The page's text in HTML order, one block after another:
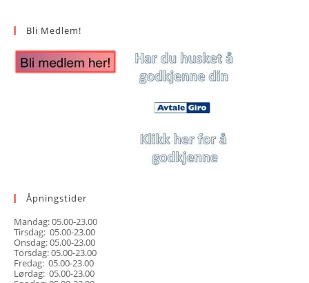
Bli Medlem!
Åpningstider
Mandag: 05.00-23.00
Tirsdag: 05.00-23.00
Onsdag: 05.00-23.00
Torsdag: 05.00-23.00
Fredag: 05.00-23.00
Lørdag: 05.00-23.00